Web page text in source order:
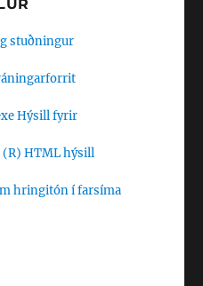
stuðningur
Hýsill fyrir
HTML hýsill
hringitón í farsíma